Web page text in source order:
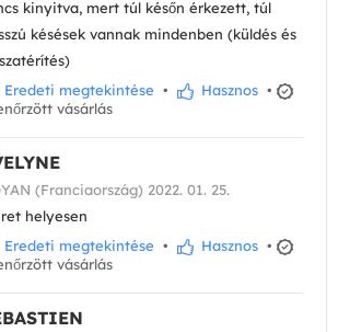
kinyitva, mert túl későn érkezett, túl
késések vannak mindenben (küldés és
Eredeti megtekintése • Hasznos •
vásárlás
(Franciaország) 2022. 01. 25.
helyesen
Eredeti megtekintése • Hasznos •
vásárlás